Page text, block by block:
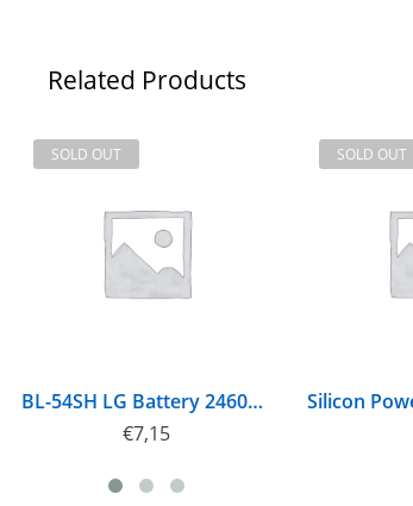
Related Products
SOLD OUT
BL-54SH LG Battery 2460mAh Li-Ion (Bulk)
€7,15
SOLD OUT